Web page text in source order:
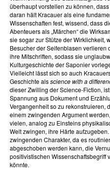
überhaupt vorstellen zu können,
daran hält Kracauer als eine
Wissenschaften fest, wissend, dass
Abenteuers als „Märchen“ die
sie sogar zur Stütze der Wirklichkeit,
Besucher der Seifenblasen verlieren
ihre Mitschriften, sodass sie
Kulturgeschichte der Saponier
Vielleicht lässt sich so auch
Geschichte alsscience with a
dieser Zwilling der Science-Fiction,
Spannung aus Dokument und
Vergangenheit so zu rekonstruieren,
einem zwingenden Argument
vielen, analog zu Einsteins
Welt zwingen, ihre Härte
zwingenden Charakter, da es
abgeschoben werden kann, die
positivistischen Wissenschaftsbegriff
könnte.